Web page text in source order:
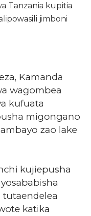
Tanzania kupitia
jimboni
Kamanda
wagombea
kufuata
migongano
zao lake
kujiepusha
katika